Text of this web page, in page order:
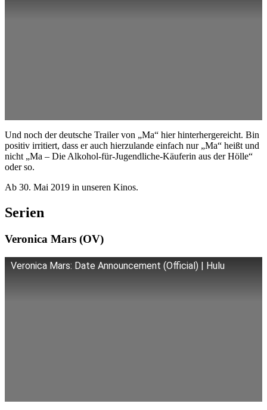
Und noch der deutsche Trailer von „Ma“ hier hinterhergereicht. Bin
positiv irritiert, dass er auch hierzulande einfach nur „Ma“ heißt und
nicht „Ma – Die Alkohol-für-Jugendliche-Käuferin aus der Hölle“
oder so.
Ab 30. Mai 2019 in unseren Kinos.
Serien
Veronica Mars (OV)
Veronica Mars: Date Announcement (Official) | Hulu